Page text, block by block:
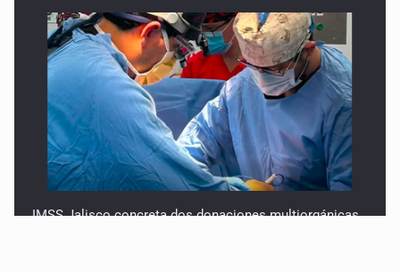
IMSS Jalisco concreta dos donaciones multiorgánicas